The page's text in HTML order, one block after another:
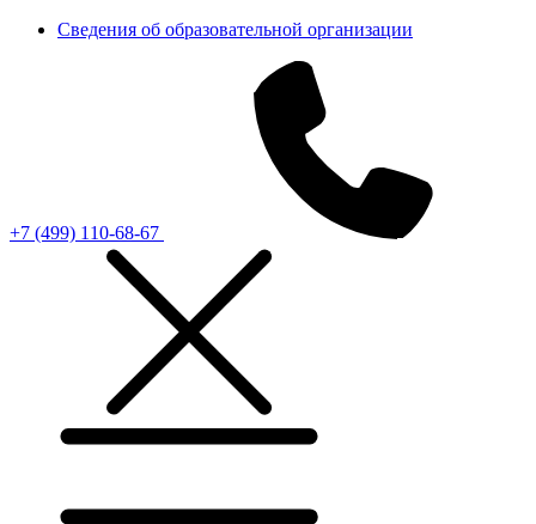
Сведения об образовательной организации
+7 (499) 110-68-67